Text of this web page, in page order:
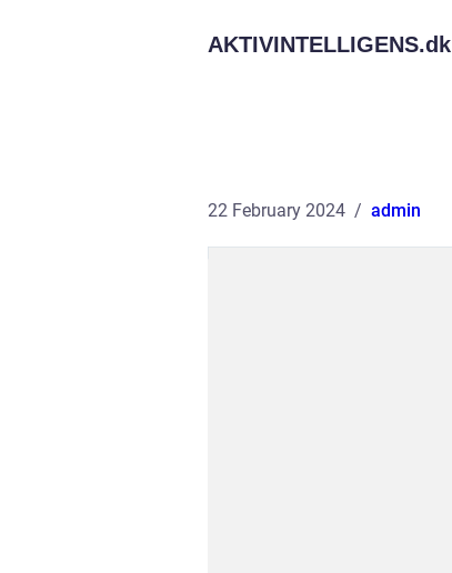
AKTIVINTELLIGENS.dk
22 February 2024 admin